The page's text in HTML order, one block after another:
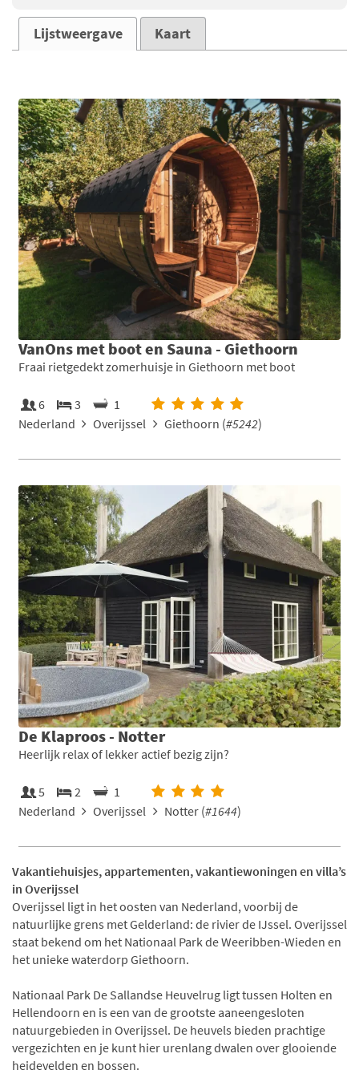
Lijstweergave Kaart
VanOns met boot en Sauna - Giethoorn
Fraai rietgedekt zomerhuisje in Giethoorn met boot
6 3
1
Nederland
Overijssel Giethoorn (#5242)
De Klaproos - Notter
Heerlijk relax of lekker actief bezig zijn?
5 2
1
Nederland
Overijssel Notter (#1644)
Vakantiehuisjes, appartementen, vakantiewoningen en villa’s
in Overijssel
Overijssel ligt in het oosten van Nederland, voorbij de
natuurlijke grens met Gelderland: de rivier de IJssel. Overijssel
staat bekend om het Nationaal Park de Weeribben-Wieden en
het unieke waterdorp Giethoorn.
Nationaal Park De Sallandse Heuvelrug ligt tussen Holten en
Hellendoorn en is een van de grootste aaneengesloten
natuurgebieden in Overijssel. De heuvels bieden prachtige
vergezichten en je kunt hier urenlang dwalen over glooiende
heidevelden en bossen.